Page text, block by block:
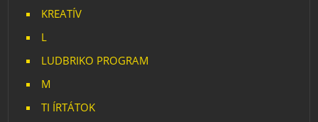
KREATÍV
L
LUDBRIKO PROGRAM
M
TI ÍRTÁTOK